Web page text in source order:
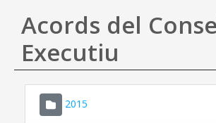
Acords del
Executiu
2015